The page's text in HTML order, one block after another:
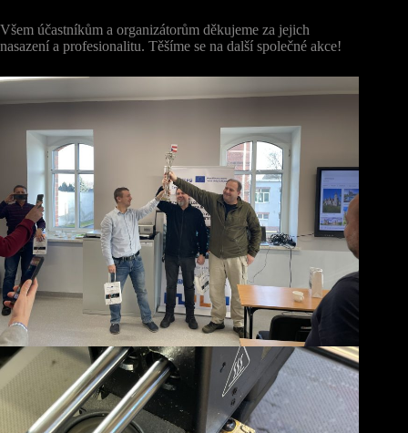
Všem účastníkům a organizátorům děkujeme za jejich
nasazení a profesionalitu. Těšíme se na další společné akce!